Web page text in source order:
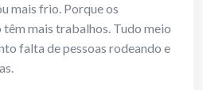
mais frio. Porque os
têm mais trabalhos. Tudo meio
falta de pessoas rodeando e